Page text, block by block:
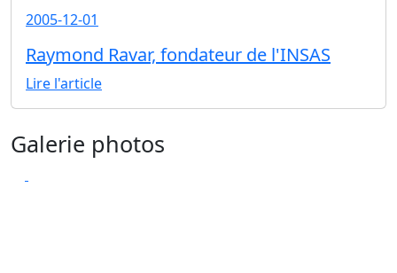
2005-12-01
Raymond Ravar, fondateur de l'INSAS
Lire l'article
Galerie photos